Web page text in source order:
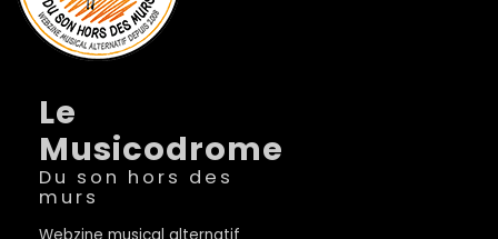
Le
Musicodrome
Du son hors des
murs
Webzine musical alternatif